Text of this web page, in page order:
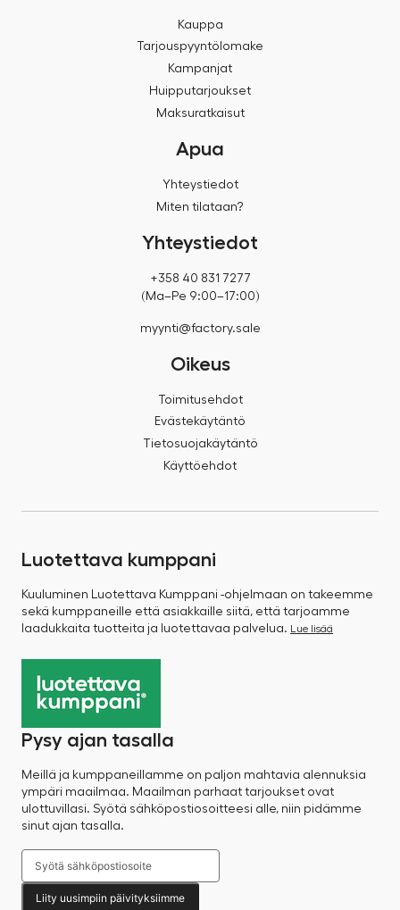
Kauppa
Tarjouspyyntölomake
Kampanjat
Huipputarjoukset
Maksuratkaisut
Apua
Yhteystiedot
Miten tilataan?
Yhteystiedot
+358 40 831 7277
(Ma–Pe 9:00–17:00)
myynti@factory.sale
Oikeus
Toimitusehdot
Evästekäytäntö
Tietosuojakäytäntö
Käyttöehdot
Luotettava kumppani
Kuuluminen Luotettava Kumppani -ohjelmaan on takeemme
sekä kumppaneille että asiakkaille siitä, että tarjoamme
laadukkaita tuotteita ja luotettavaa palvelua. Lue lisää
Pysy ajan tasalla
Meillä ja kumppaneillamme on paljon mahtavia alennuksia
ympäri maailmaa. Maailman parhaat tarjoukset ovat
ulottuvillasi. Syötä sähköpostiosoitteesi alle, niin pidämme
sinut ajan tasalla.
Liity uusimpiin päivityksiimme